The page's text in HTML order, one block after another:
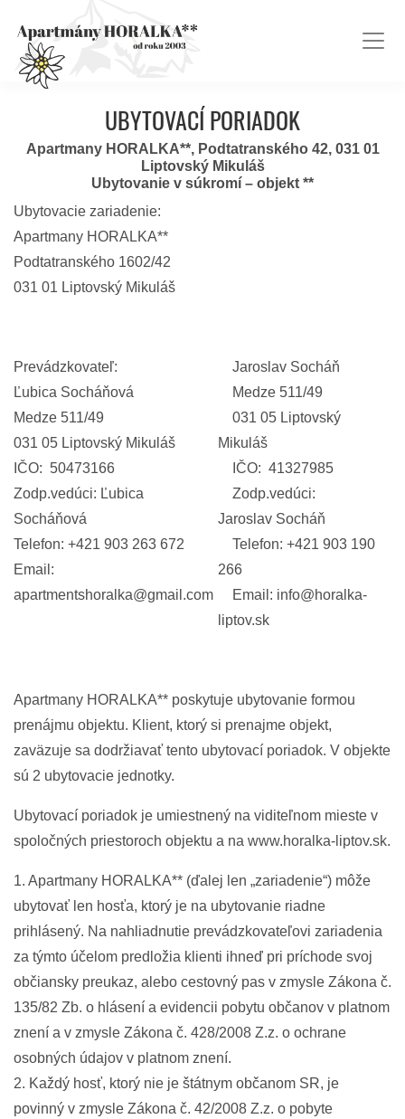
UBYTOVACÍ PORIADOK
Apartmany HORALKA**, Podtatranského 42, 031 01
Liptovský Mikuláš
Ubytovanie v súkromí – objekt **
Ubytovacie zariadenie:
Apartmany HORALKA**
Podtatranského 1602/42
031 01 Liptovský Mikuláš
Prevádzkovateľ:
Ľubica Socháňová
Medze 511/49
031 05 Liptovský Mikuláš
IČO: 50473166
Zodp.vedúci: Ľubica
Socháňová
Telefon: +421 903 263 672
Email:
apartmentshoralka@gmail.com
Jaroslav Socháň
Medze 511/49
031 05 Liptovský
Mikuláš
IČO: 41327985
Zodp.vedúci:
Jaroslav Socháň
Telefon: +421 903 190
266
Email: info@horalka-
liptov.sk
Apartmany HORALKA** poskytuje ubytovanie formou
prenájmu objektu. Klient, ktorý si prenajme objekt,
zaväzuje sa dodržiavať tento ubytovací poriadok. V objekte
sú 2 ubytovacie jednotky.
Ubytovací poriadok je umiestnený na viditeľnom mieste v
spoločných priestoroch objektu a na www.horalka-liptov.sk.
1. Apartmany HORALKA** (ďalej len „zariadenie“) môže
ubytovať len hosťa, ktorý je na ubytovanie riadne
prihlásený. Na nahliadnutie prevádzkovateľovi zariadenia
za týmto účelom predložia klienti ihneď pri príchode svoj
občiansky preukaz, alebo cestovný pas v zmysle Zákona č.
135/82 Zb. o hlásení a evidencii pobytu občanov v platnom
znení a v zmysle Zákona č. 428/2008 Z.z. o ochrane
osobných údajov v platnom znení.
2. Každý hosť, ktorý nie je štátnym občanom SR, je
povinný v zmysle Zákona č. 42/2008 Z.z. o pobyte